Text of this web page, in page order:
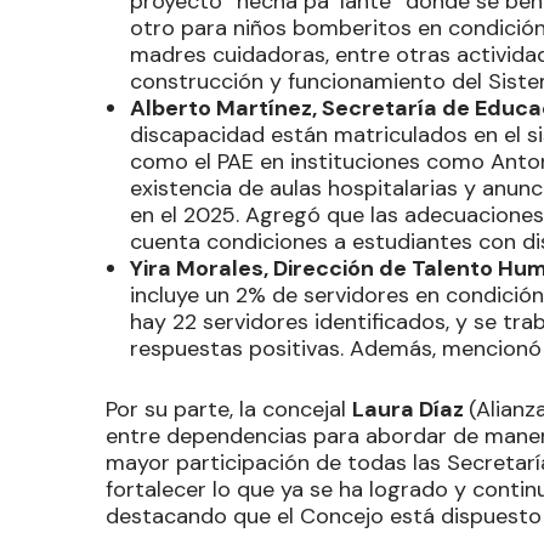
otro para niños bomberitos en
madres cuidadoras, entre otras
construcción y funcionamiento del
Alberto Martínez, Secretaría de
discapacidad están matriculados en el
como el PAE en instituciones como
existencia de aulas hospitalarias y
en el 2025. Agregó que las
cuenta condiciones a estudiantes con
Yira Morales, Dirección de Talento
incluye un 2% de servidores en
hay 22 servidores identificados, y se
respuestas positivas. Además,
Por su parte, la concejal Laura Díaz
entre dependencias para abordar de
mayor participación de todas las
fortalecer lo que ya se ha logrado y
destacando que el Concejo está